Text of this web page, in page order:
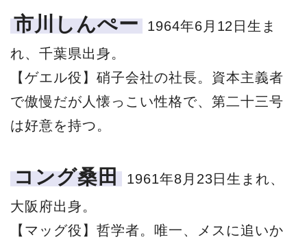
市川しんぺー
1964年6月12日生ま
れ、千葉県出身。
【ゲエル役】硝子会社の社長。資本主義者
で傲慢だが人懐っこい性格で、第二十三号
は好意を持つ。
コング桑田
1961年8月23日生まれ、
大阪府出身。
【マッグ役】哲学者。唯一、メスに追いか